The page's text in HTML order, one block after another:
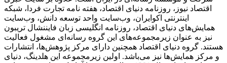
اقتصاد نیوز، روزنامه دنیای اقتصاد، هفته ‌نامه تجارت فردا، شبکه
اینترنتی اکوایران، وب‌سایت واحد توسعه دانش، وب‌سایت
همایش‌های دنیای اقتصاد، روزنامه انگلیسی ‌زبان فایننشال تریبون
نیز به عنوان زیرمجموعه‌های این گروه رسانه‌ای مشغول فعالیت
هستند. گروه دنیای اقتصاد همچنین دارای مرکز پژوهش‌ها، انتشارات
و مرکز همایش‌ها نیز می‌باشد. اولین زیرمجموعه این هلدینگ، دنیای